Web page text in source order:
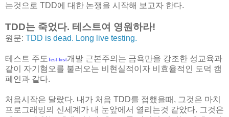
는것으로 TDD에 대한 논쟁을 시작해 보고자 한다.
TDD는 죽었다. 테스트여 영원하라!
원문: TDD is dead. Long live testing.
테스트 주도 Test-first개발 근본주의는 금욕만을 강조한 성교육과
같이 자기혐오를 불러오는 비현실적이자 비효율적인 도덕 캠
페인과 같다.
처음시작은 달랐다. 내가 처음 TDD를 접했을때, 그것은 마치
프로그래밍의 신세계가 내 눈앞에서 열리는것 같았다. 그것은